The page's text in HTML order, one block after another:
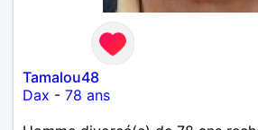
Tamalou48
Dax - 78 ans